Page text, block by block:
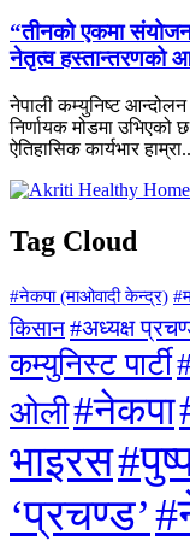
“तीनको एकमा
नेतृत्व हस्तान्तरणको
नेपाली कम्युनिष्ट
निर्णायक मोडमा उभिएको
ऐतिहासिक कार्यभार
Tag Cloud
#नेकपा (माओवादी केन्द्र)
किसान#अध्यक्ष
कम्युनिस्ट पार्टी
ओली#नेकपा
भाइरस
‘प्रचण्ड’